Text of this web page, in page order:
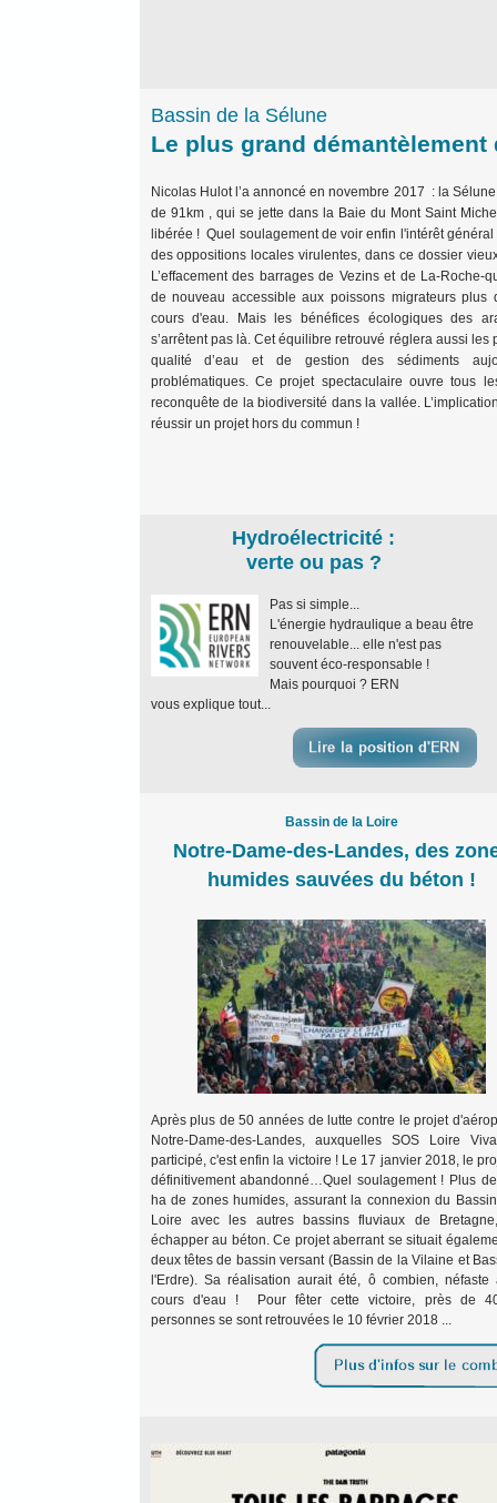
Bassin de la Sélune
Le plus grand démantèlement
Nicolas Hulot l’a annoncé en novembre 2017 : la
de 91km , qui se jette dans la Baie du Mont Saint
libérée ! Quel soulagement de voir enfin l'intérêt général
des oppositions locales virulentes, dans ce dossier
L’effacement des barrages de Vezins et de La-Roche-
de nouveau accessible aux poissons migrateurs plus
cours d'eau. Mais les bénéfices écologiques des
s’arrêtent pas là. Cet équilibre retrouvé réglera aussi les
qualité d’eau et de gestion des sédiments
problématiques. Ce projet spectaculaire ouvre tous
reconquête de la biodiversité dans la vallée.
réussir un projet hors du commun !
Hydroélectricité :
verte ou pas ?
Pas si simple...
L'énergie hydraulique a beau être
renouvelable... elle n'est pas
souvent éco-responsable !
Mais pourquoi ? ERN
vous explique tout...
Bassin de la Loire
Notre-Dame-des-Landes, des
humides sauvées du béton !
Après plus de 50 années de lutte contre le projet
Notre-Dame-des-Landes, auxquelles SOS Loire
participé, c'est enfin la victoire ! Le 17 janvier 2018, le
définitivement abandonné…Quel soulagement ! Plus
ha de zones humides, assurant la connexion du
Loire avec les autres bassins fluviaux de
échapper au béton. Ce projet aberrant se situait
deux têtes de bassin versant (Bassin de la Vilaine et
l'Erdre). Sa réalisation aurait été, ô combien, néfaste
cours d'eau ! Pour fêter cette victoire, près de
personnes se sont retrouvées le 10 février 2018 ...